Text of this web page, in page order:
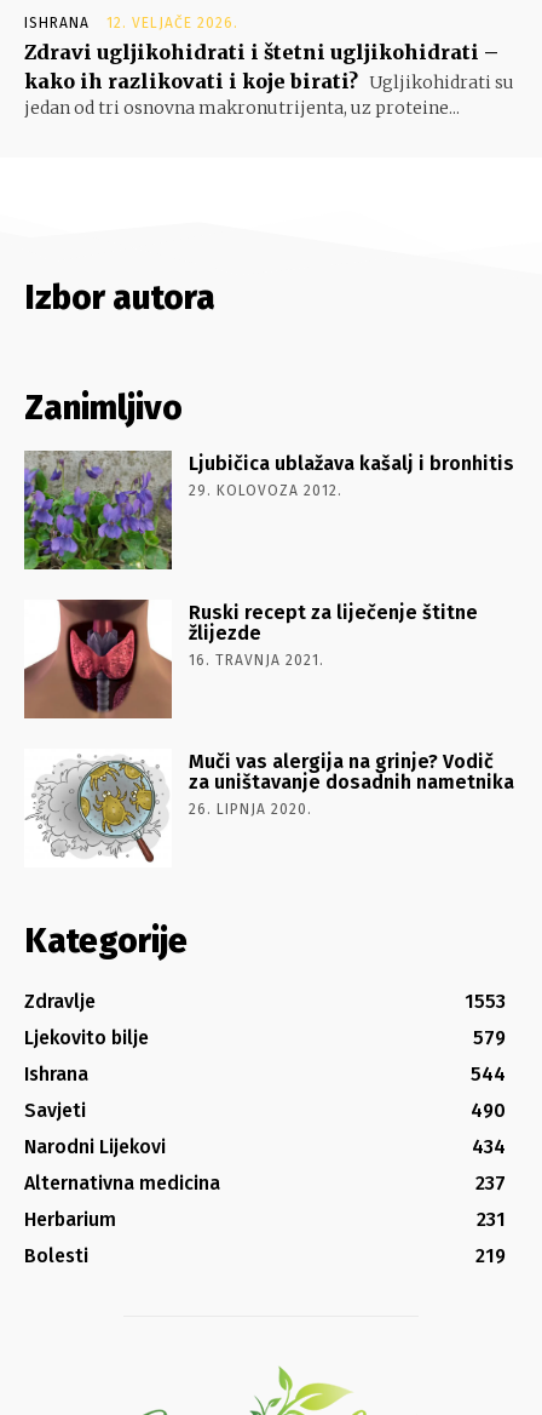
ISHRANA 12. VELJAČE 2026.
Zdravi ugljikohidrati i štetni ugljikohidrati –
kako ih razlikovati i koje birati? Ugljikohidrati su
jedan od tri osnovna makronutrijenta, uz proteine...
Izbor autora
Zanimljivo
Ljubičica ublažava kašalj i bronhitis
29. KOLOVOZA 2012.
Ruski recept za liječenje štitne
žlijezde
16. TRAVNJA 2021.
Muči vas alergija na grinje? Vodič
za uništavanje dosadnih nametnika
26. LIPNJA 2020.
Kategorije
Zdravlje
1553
Ljekovito bilje
579
Ishrana
544
Savjeti
490
Narodni Lijekovi
434
Alternativna medicina
237
Herbarium
231
Bolesti
219